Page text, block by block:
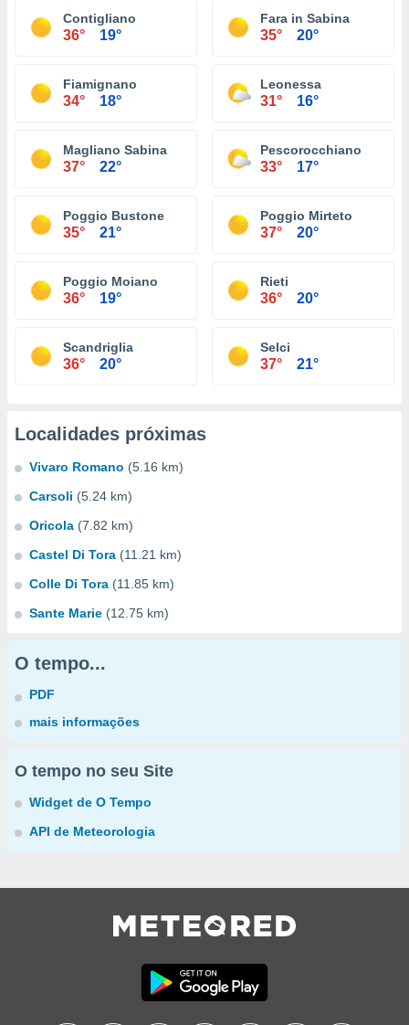
Contigliano
36° 19°
Fara in Sabina
35° 20°
Fiamignano
34° 18°
Leonessa
31° 16°
Magliano Sabina
37° 22°
Pescorocchiano
33° 17°
Poggio Bustone
35° 21°
Poggio Mirteto
37° 20°
Poggio Moiano
36° 19°
Rieti
36° 20°
Scandriglia
36° 20°
Selci
37° 21°
Localidades próximas
Vivaro Romano (5.16 km)
Carsoli (5.24 km)
Oricola (7.82 km)
Castel Di Tora (11.21 km)
Colle Di Tora (11.85 km)
Sante Marie (12.75 km)
O tempo...
PDF
mais informações
O tempo no seu Site
Widget de O Tempo
API de Meteorologia